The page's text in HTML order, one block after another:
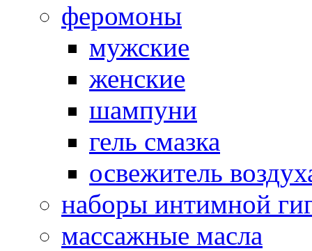
феромоны
мужские
женские
шампуни
гель смазка
освежитель
наборы интимной
массажные масла